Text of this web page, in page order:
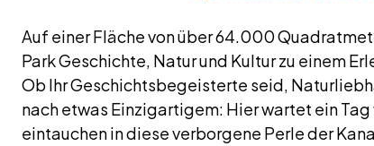
Auf einer Fläche von über 64.000
Park Geschichte, Natur und Kultur zu einem
Ob Ihr Geschichtsbegeisterte seid,
nach etwas Einzigartigem: Hier wartet ein Tag
eintauchen in diese verborgene Perle der